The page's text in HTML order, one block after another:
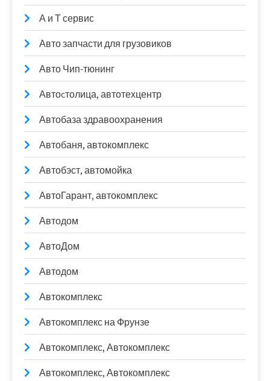
А и Т сервис
Авто запчасти для грузовиков
Авто Чип-тюнинг
Автоcтолица, автотехцентр
Автобаза здравоохранения
Автобаня, автокомплекс
Автобэст, автомойка
АвтоГарант, автокомплекс
Автодом
АвтоДом
Автодом
Автокомплекс
Автокомплекс на Фрунзе
Автокомплекс, Автокомплекс
Автокомплекс, Автокомплекс